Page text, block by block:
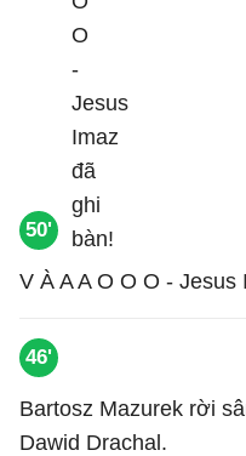
50'
V À A A O O O - Jesus
46'
Bartosz Mazurek rời
Dawid Drachal.